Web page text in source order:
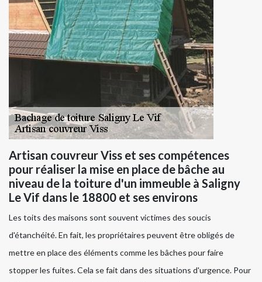
Artisan couvreur Viss et ses compétences
pour réaliser la mise en place de bâche au
niveau de la toiture d'un immeuble à Saligny
Le Vif dans le 18800 et ses environs
Les toits des maisons sont souvent victimes des soucis
d'étanchéité. En fait, les propriétaires peuvent être obligés de
mettre en place des éléments comme les bâches pour faire
stopper les fuites. Cela se fait dans des situations d'urgence. Pour